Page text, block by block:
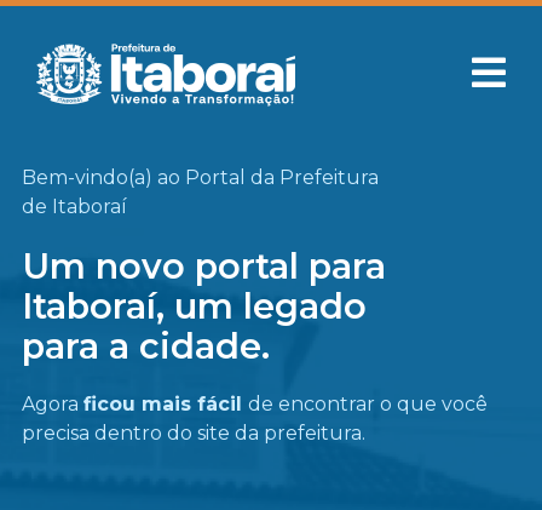
Bem-vindo(a) ao Portal da Prefeitura
de Itaboraí
Um novo portal para
Itaboraí, um legado
para a cidade.
Agora ficou mais fácil de encontrar o que você
precisa dentro do site da prefeitura.